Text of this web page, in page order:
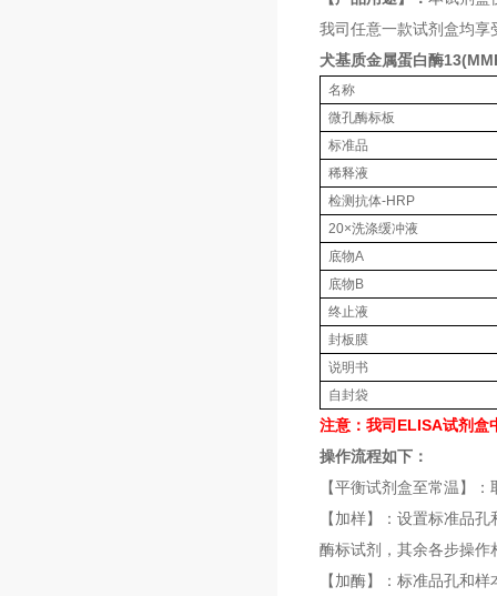
我司任意一款试剂盒均
犬基质金属蛋白酶
名称
微孔酶标板
标准品
稀释液
检测抗体-HRP
20×洗涤缓冲液
底物A
底物B
终止液
封板膜
说明书
自封袋
注意：我司ELISA试剂盒
操作流程如下：
【平衡试剂盒至常温】
【加样】：设置标准品
酶标试剂，其余各步操作
【加酶】：标准品孔和